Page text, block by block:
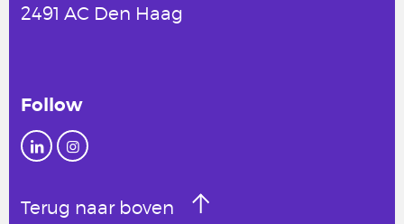
2491 AC Den Haag
Follow
Terug naar boven